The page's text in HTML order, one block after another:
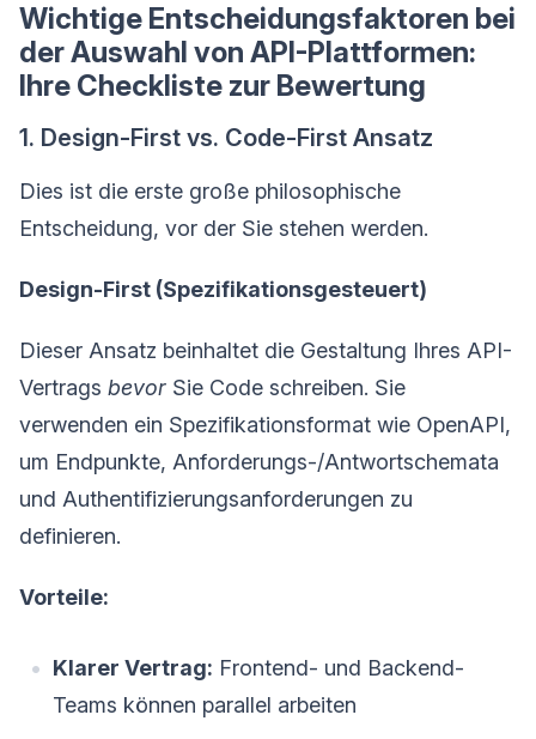
Wichtige Entscheidungsfaktoren bei
der Auswahl von API-Plattformen:
Ihre Checkliste zur Bewertung
1. Design-First vs. Code-First Ansatz
Dies ist die erste große philosophische
Entscheidung, vor der Sie stehen werden.
Design-First (Spezifikationsgesteuert)
Dieser Ansatz beinhaltet die Gestaltung Ihres API-
Vertrags bevor Sie Code schreiben. Sie
verwenden ein Spezifikationsformat wie OpenAPI,
um Endpunkte, Anforderungs-/Antwortschemata
und Authentifizierungsanforderungen zu
definieren.
Vorteile:
Klarer Vertrag: Frontend- und Backend-
Teams können parallel arbeiten